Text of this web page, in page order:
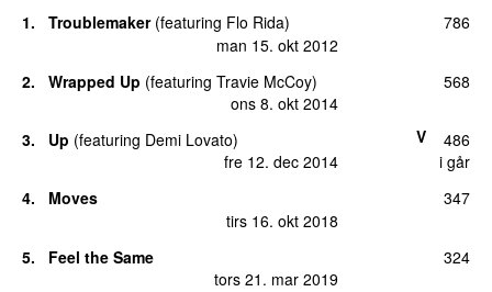
1. Troublemaker (featuring Flo Rida)
man 15. okt 2012
786
2. Wrapped Up (featuring Travie McCoy)
ons 8. okt 2014
568
3. Up (featuring Demi Lovato)
fre 12. dec 2014
i går
V 486
4.
Moves
tirs 16. okt 2018
347
5.
Feel the Same
tors 21. mar 2019
324